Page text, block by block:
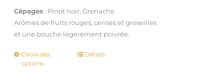
Cépages : Pinot noir, Grenache
Arômes de fruits rouges, cerises et groseilles
et une bouche légèrement poivrée.
Choix des
options
CeDétails